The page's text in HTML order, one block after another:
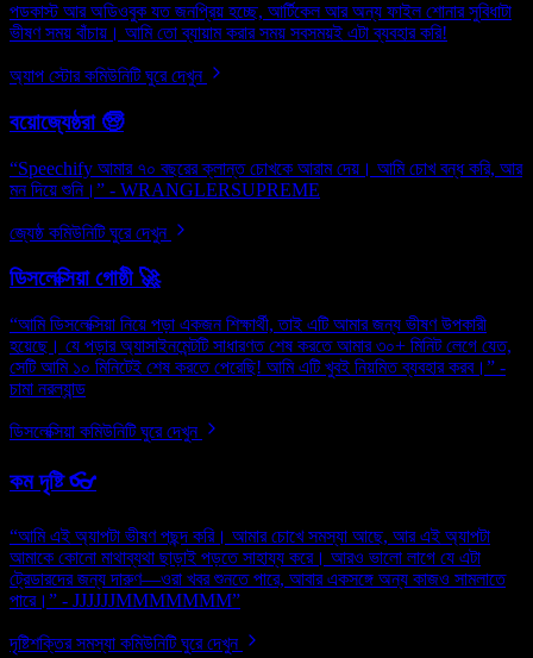
পডকাস্ট আর অডিওবুক যত জনপ্রিয় হচ্ছে, আর্টিকেল আর অন্য ফাইল শোনার সুবিধাটা
ভীষণ সময় বাঁচায়। আমি তো ব্যায়াম করার সময় সবসময়ই এটা ব্যবহার করি!
অ্যাপ স্টোর কমিউনিটি ঘুরে দেখুন
বয়োজ্যেষ্ঠরা 🧓
“Speechify আমার ৭০ বছরের ক্লান্ত চোখকে আরাম দেয়। আমি চোখ বন্ধ করি, আর
মন দিয়ে শুনি।” - WRANGLERSUPREME
জ্যেষ্ঠ কমিউনিটি ঘুরে দেখুন
ডিসলেক্সিয়া গোষ্ঠী 🚀
“আমি ডিসলেক্সিয়া নিয়ে পড়া একজন শিক্ষার্থী, তাই এটি আমার জন্য ভীষণ উপকারী
হয়েছে। যে পড়ার অ্যাসাইনমেন্টটি সাধারণত শেষ করতে আমার ৩০+ মিনিট লেগে যেত,
সেটি আমি ১০ মিনিটেই শেষ করতে পেরেছি! আমি এটি খুবই নিয়মিত ব্যবহার করব।” -
চামা নরল্যান্ড
ডিসলেক্সিয়া কমিউনিটি ঘুরে দেখুন
কম দৃষ্টি 👓
“আমি এই অ্যাপটা ভীষণ পছন্দ করি। আমার চোখে সমস্যা আছে, আর এই অ্যাপটা
আমাকে কোনো মাথাব্যথা ছাড়াই পড়তে সাহায্য করে। আরও ভালো লাগে যে এটা
ট্রেডারদের জন্য দারুণ—ওরা খবর শুনতে পারে, আবার একসঙ্গে অন্য কাজও সামলাতে
পারে।” - JJJJJJMMMMMMM”
দৃষ্টিশক্তির সমস্যা কমিউনিটি ঘুরে দেখুন